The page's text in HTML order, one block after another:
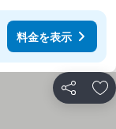
料金を表示
シェア お